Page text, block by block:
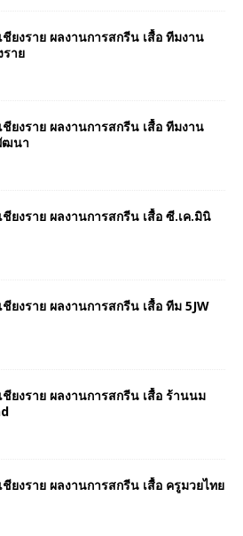
ชียงราย ผลงานการสกรีน เสื้อ ทีมงาน
ราย
ชียงราย ผลงานการสกรีน เสื้อ ทีมงาน
ฒนา
ชียงราย ผลงานการสกรีน เสื้อ ซี.เค.มินิ
ชียงราย ผลงานการสกรีน เสื้อ ทีม 5JW
ชียงราย ผลงานการสกรีน เสื้อ ร้านนม
ชียงราย ผลงานการสกรีน เสื้อ ครูมวยไทย